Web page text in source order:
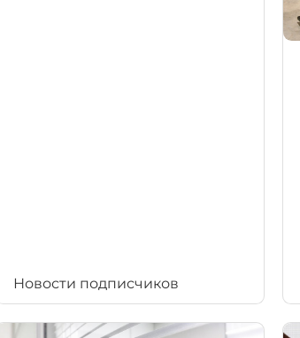
Новости подписчиков